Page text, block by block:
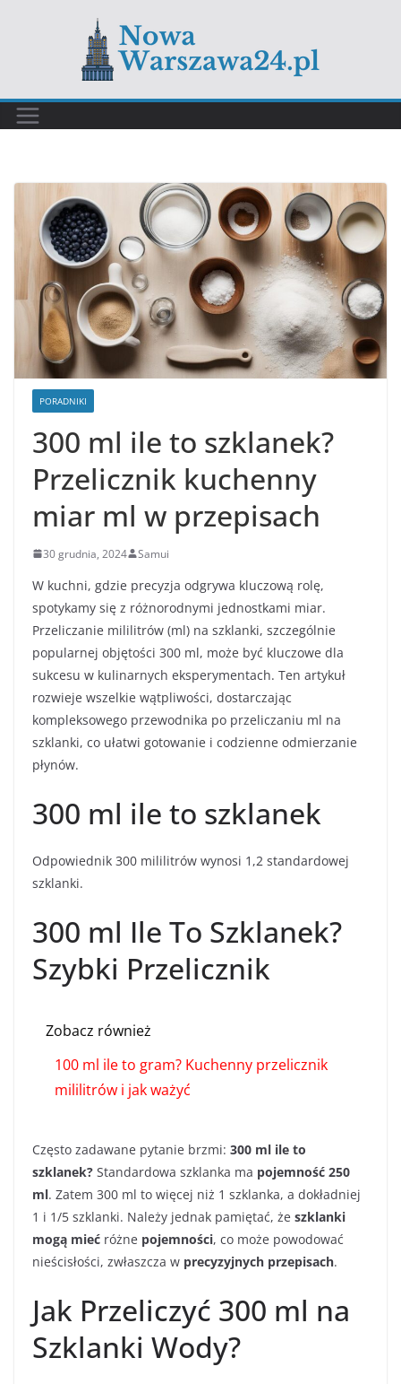
PORADNIKI
300 ml ile to szklanek?
Przelicznik kuchenny
miar ml w przepisach
30 grudnia, 2024 Samui
W kuchni, gdzie precyzja odgrywa kluczową rolę,
spotykamy się z różnorodnymi jednostkami miar.
Przeliczanie mililitrów (ml) na szklanki, szczególnie
popularnej objętości 300 ml, może być kluczowe dla
sukcesu w kulinarnych eksperymentach. Ten artykuł
rozwieje wszelkie wątpliwości, dostarczając
kompleksowego przewodnika po przeliczaniu ml na
szklanki, co ułatwi gotowanie i codzienne odmierzanie
płynów.
300 ml ile to szklanek
Odpowiednik 300 mililitrów wynosi 1,2 standardowej
szklanki.
300 ml Ile To Szklanek?
Szybki Przelicznik
Zobacz również
100 ml ile to gram? Kuchenny przelicznik
mililitrów i jak ważyć
Często zadawane pytanie brzmi: 300 ml ile to
szklanek? Standardowa szklanka ma pojemność 250
ml. Zatem 300 ml to więcej niż 1 szklanka, a dokładniej
1 i 1/5 szklanki. Należy jednak pamiętać, że szklanki
mogą mieć różne pojemności, co może powodować
nieścisłości, zwłaszcza w precyzyjnych przepisach.
Jak Przeliczyć 300 ml na
Szklanki Wody?